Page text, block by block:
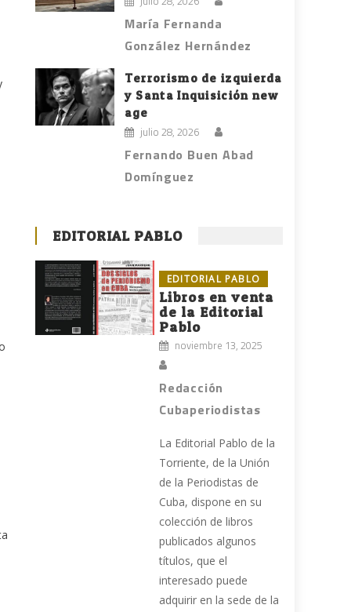
María Fernanda
González Hernández
Terrorismo de izquierda
y Santa Inquisición new
age
julio 28, 2026
Fernando Buen Abad
Domínguez
EDITORIAL PABLO
EDITORIAL PABLO
Libros en venta
de la Editorial
Pablo
noviembre 13, 2025
Redacción
Cubaperiodistas
La Editorial Pablo de la
Torriente, de la Unión
de la Periodistas de
Cuba, dispone en su
colección de libros
publicados algunos
títulos, que el
interesado puede
adquirir en la sede de la